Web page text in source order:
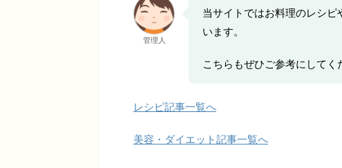
管理人
当サイトではお料理のレシ
います。
こちらもぜひご参考にしてく
レシピ記事一覧へ
美容・ダイエット記事一覧へ